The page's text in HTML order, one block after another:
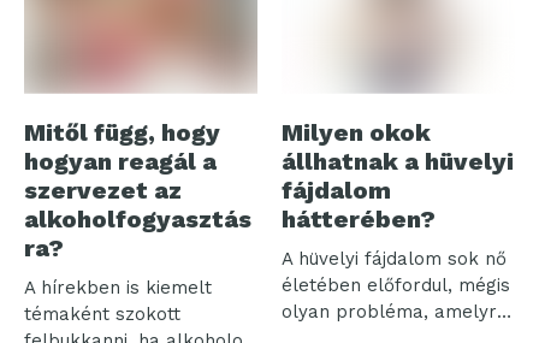
Mitől függ, hogy
hogyan reagál a
szervezet az
alkoholfogyasztás
ra?
A hírekben is kiemelt
témaként szokott
Milyen okok
állhatnak a hüvelyi
fájdalom
hátterében?
A hüvelyi fájdalom sok nő
életében előfordul, mégis
olyan probléma, amelyről